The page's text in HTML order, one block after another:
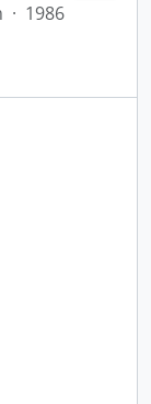
· 1986